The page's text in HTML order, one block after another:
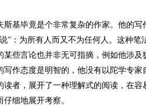
毕竟是个非常复杂的作家。他的写
”：为所有人而又不为任何人。这种笔
某些言论也并非无可指摘，例如他涉及
写作态度是明智的，他没有以陀学专家
读者，展开了一种理解式的阅读，在容
细地展开考察。